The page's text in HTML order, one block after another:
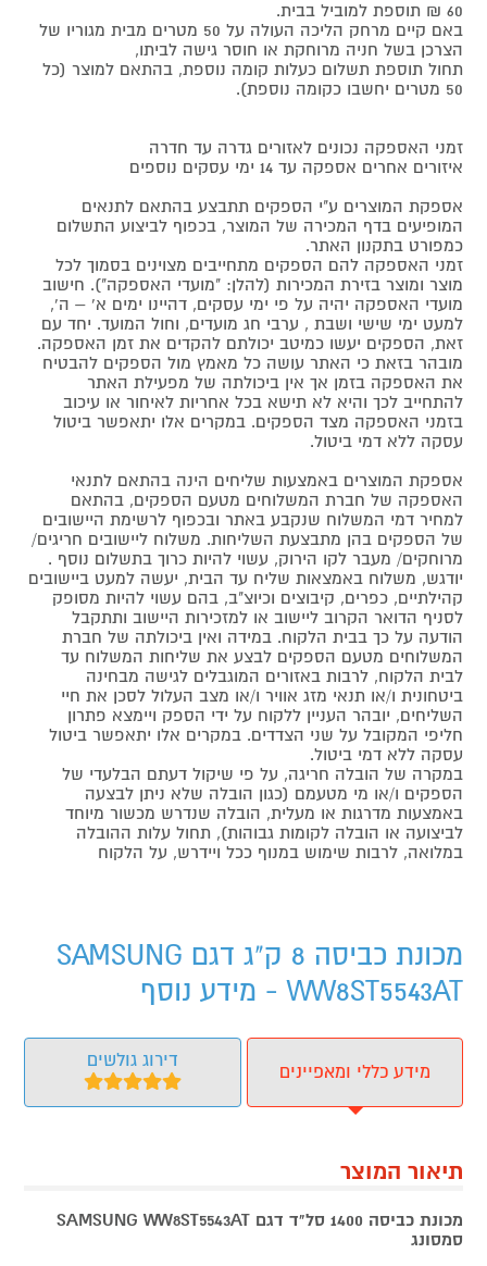
60 ₪ תוספת למוביל בבית.
באם קיים מרחק הליכה העולה על 50 מטרים מבית מגוריו של
הצרכן בשל חניה מרוחקת או חוסר גישה לביתו,
תחול תוספת תשלום כעלות קומה נוספת, בהתאם למוצר (כל
50 מטרים יחשבו כקומה נוספת).
זמני האספקה נכונים לאזורים גדרה עד חדרה
איזורים אחרים אספקה עד 14 ימי עסקים נוספים
אספקת המוצרים ע"י הספקים תתבצע בהתאם לתנאים
המופיעים בדף המכירה של המוצר, בכפוף לביצוע התשלום
כמפורט בתקנון האתר.
זמני האספקה להם הספקים מתחייבים מצוינים בסמוך לכל
מוצר ומוצר בזירת המכירות (להלן: "מועדי האספקה"). חישוב
מועדי האספקה יהיה על פי ימי עסקים, דהיינו ימים א' – ה',
למעט ימי שישי ושבת , ערבי חג מועדים, וחול המועד. יחד עם
זאת, הספקים יעשו כמיטב יכולתם להקדים את זמן האספקה.
מובהר בזאת כי האתר עושה כל מאמץ מול הספקים להבטיח
את האספקה בזמן אך אין ביכולתה של מפעילת האתר
להתחייב לכך והיא לא תישא בכל אחריות לאיחור או עיכוב
בזמני האספקה מצד הספקים. במקרים אלו יתאפשר ביטול
עסקה ללא דמי ביטול.
אספקת המוצרים באמצעות שליחים הינה בהתאם לתנאי
האספקה של חברת המשלוחים מטעם הספקים, בהתאם
למחיר דמי המשלוח שנקבע באתר ובכפוף לרשימת היישובים
של הספקים בהן מתבצעת השליחות. משלוח ליישובים חריגים/
מרוחקים/ מעבר לקו הירוק, עשוי להיות כרוך בתשלום נוסף .
יודגש, משלוח באמצאות שליח עד הבית, יעשה למעט ביישובים
קהילתיים, כפרים, קיבוצים וכיוצ"ב, בהם עשוי להיות מסופק
לסניף הדואר הקרוב ליישוב או למזכירות היישוב ותתקבל
הודעה על כך בבית הלקוח. במידה ואין ביכולתה של חברת
המשלוחים מטעם הספקים לבצע את שליחות המשלוח עד
לבית הלקוח, לרבות באזורים המוגבלים לגישה מבחינה
ביטחונית ו/או תנאי מזג אוויר ו/או מצב העלול לסכן את חיי
השליחים, יובהר העניין ללקוח על ידי הספק ויימצא פתרון
חליפי המקובל על שני הצדדים. במקרים אלו יתאפשר ביטול
עסקה ללא דמי ביטול.
במקרה של הובלה חריגה, על פי שיקול דעתם הבלעדי של
הספקים ו/או מי מטעמם (כגון הובלה שלא ניתן לבצעה
באמצעות מדרגות או מעלית, הובלה שנדרש מכשור מיוחד
לביצועה או הובלה לקומות גבוהות), תחול עלות ההובלה
במלואה, לרבות שימוש במנוף ככל ויידרש, על הלקוח
מכונת כביסה 8 ק"ג דגם SAMSUNG
WW8ST5543AT - מידע נוסף
מידע כללי ומאפיינים
דירוג גולשים
תיאור המוצר
מכונת כביסה 1400 סל"ד דגם SAMSUNG WW8ST5543AT
סמסונג